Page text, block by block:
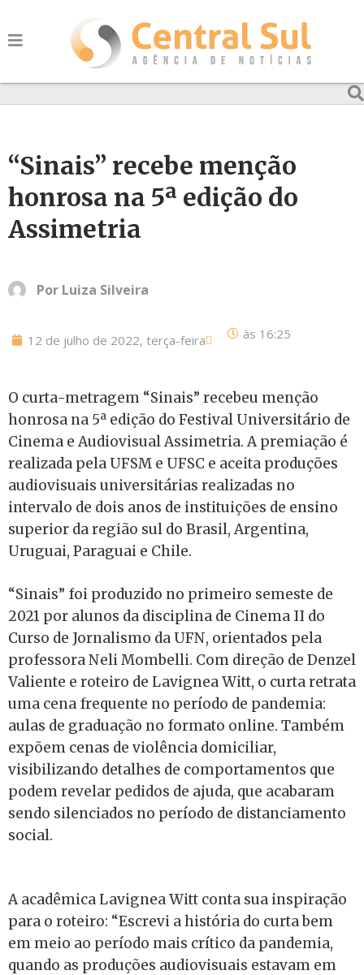
“Sinais” recebe menção
honrosa na 5ª edição do
Assimetria
Por Luiza Silveira
12 de julho de 2022, terça-feira às 16:25
O curta-metragem “Sinais” recebeu menção
honrosa na 5ª edição do Festival Universitário de
Cinema e Audiovisual Assimetria. A premiação é
realizada pela UFSM e UFSC e aceita produções
audiovisuais universitárias realizadas no
intervalo de dois anos de instituições de ensino
superior da região sul do Brasil, Argentina,
Uruguai, Paraguai e Chile.
“Sinais” foi produzido no primeiro semeste de
2021 por alunos da disciplina de Cinema II do
Curso de Jornalismo da UFN, orientados pela
professora Neli Mombelli. Com direção de Denzel
Valiente e roteiro de Lavignea Witt, o curta retrata
uma cena frequente no período de pandemia:
aulas de graduação no formato online. Também
expõem cenas de violência domiciliar,
visibilizando detalhes de comportamentos que
podem revelar pedidos de ajuda, que acabaram
sendo silenciados no período de distanciamento
social.
A acadêmica Lavignea Witt conta sua inspiração
para o roteiro: “Escrevi a história do curta bem
em meio ao período mais crítico da pandemia,
quando as produções audiovisuais estavam em